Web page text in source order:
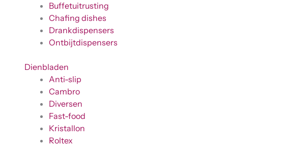
Buffetuitrusting
Chafing dishes
Drankdispensers
Ontbijtdispensers
Dienbladen
Anti-slip
Cambro
Diversen
Fast-food
Kristallon
Roltex